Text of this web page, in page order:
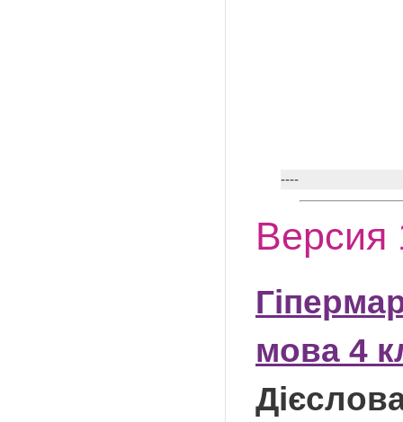
----
Версия
мова 4